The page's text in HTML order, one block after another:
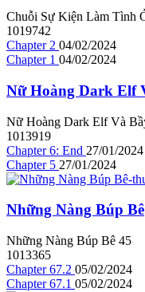
Chuỗi Sự Kiện Làm Tình
1019742
Chapter 2 04/02/2024
Chapter 1 04/02/2024
Nữ Hoàng Dark Elf
Nữ Hoàng Dark Elf Và
1013919
Chapter 6: End 27/01/2024
Chapter 5 27/01/2024
Những Nàng Búp Bê
Những Nàng Búp Bê 45
1013365
Chapter 67.2 05/02/2024
Chapter 67.1 05/02/2024